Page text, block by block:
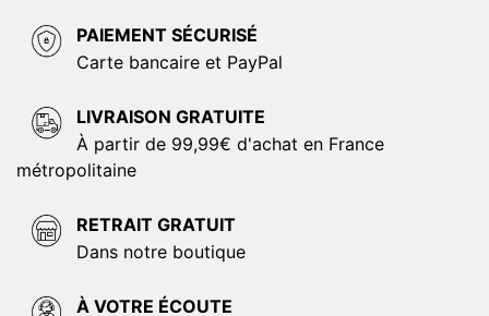
PAIEMENT SÉCURISÉ
Carte bancaire et PayPal
LIVRAISON GRATUITE
À partir de 99,99€ d'achat en France
métropolitaine
RETRAIT GRATUIT
Dans notre boutique
À VOTRE ÉCOUTE